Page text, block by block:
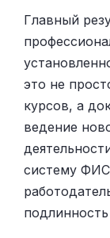
Главный
это не
курсов, а
ведение
систему